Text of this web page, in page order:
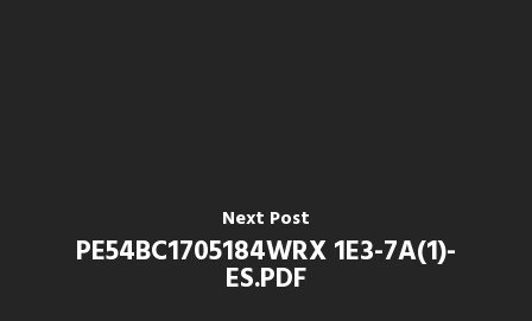
Next Post
PE54BC1705184WRX 1E3-7A(1)-
ES.PDF